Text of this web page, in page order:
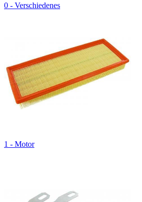
0 - Verschiedenes
1 - Motor